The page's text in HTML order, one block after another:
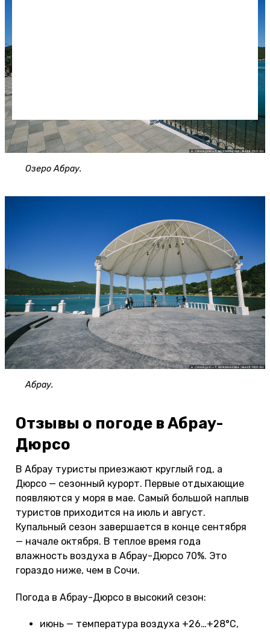
Озеро Абрау.
Абрау.
Отзывы о погоде в Абрау-
Дюрсо
В Абрау туристы приезжают круглый год, а
Дюрсо — сезонный курорт. Первые отдыхающие
появляются у моря в мае. Самый большой наплыв
туристов приходится на июль и август.
Купальный сезон завершается в конце сентября
— начале октября. В теплое время года
влажность воздуха в Абрау-Дюрсо 70%. Это
гораздо ниже, чем в Сочи.
Погода в Абрау-Дюрсо в высокий сезон:
июнь — температура воздуха +26…+28°С,